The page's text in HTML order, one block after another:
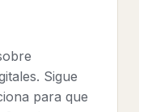
Sigue
para que